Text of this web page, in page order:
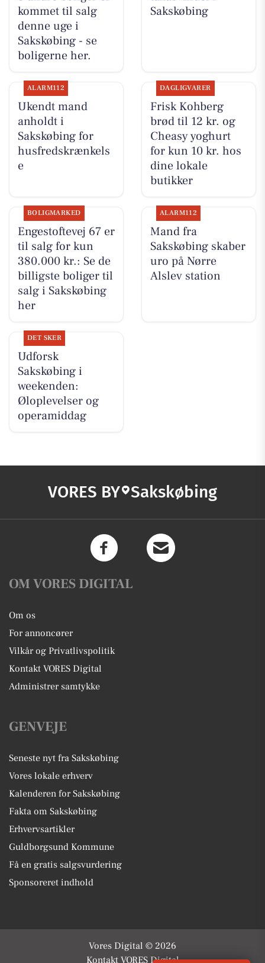
kommet til salg
denne uge i
Sakskøbing - se
boligerne her.
Sakskøbing
ALARM112
Ukendt mand
anholdt i
Sakskøbing for
husfredskrænkels
e
DAGLIGVARER
Frisk Kohberg
brød til 12 kr. og
Cheasy yoghurt
for kun 10 kr. hos
dine lokale
butikker
BOLIGMARKED
Engestoftevej 67 er
til salg for kun
380.000 kr.: Se de
billigste boliger til
salg i Sakskøbing
her
ALARM112
Mand fra
Sakskøbing skaber
uro på Nørre
Alslev station
DET SKER
Udforsk
Sakskøbing i
weekenden:
Øloplevelser og
operamiddag
VORES BY Sakskøbing
OM VORES DIGITAL
Om os
For annoncører
Vilkår og Privatlivspolitik
Kontakt VORES Digital
Administrer samtykke
GENVEJE
Seneste nyt fra Sakskøbing
Vores lokale erhverv
Kalenderen for Sakskøbing
Fakta om Sakskøbing
Erhvervsartikler
Guldborgsund Kommune
Få en gratis salgsvurdering
Sponsoreret indhold
Vores Digital © 2026
Kontakt VORES Digital